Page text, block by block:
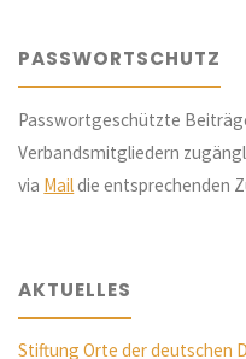
PASSWORTSCHUTZ
Passwortgeschützte
Verbandsmitgliedern
via Maildie entsprechenden
AKTUELLES
Stiftung Orte der deutschen